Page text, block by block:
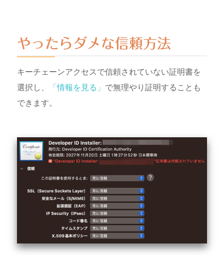
やったらダメな信頼方法
キーチェーンアクセスで信頼されていない証明書を
選択し、
「情報を見る」 で無理やり証明することも
できます。